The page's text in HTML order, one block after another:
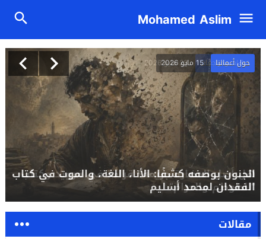
Mohamed Aslim
الجنون بوصفه كشفًا: الأنا، اللغة، والموت في كتاب
الفقدان لمحمد أسليم
حول أعمالنا 15 مايو 2026
مقالات